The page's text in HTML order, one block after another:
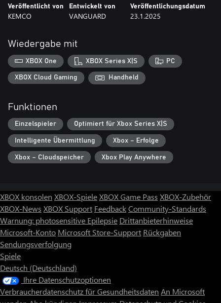
du stärker, schaltest neue Strategien frei und führst Helio vom
einfachen Dorfbewohner zu einem Schlüsselspieler im Kampf um
Veröffentlicht von
KEMCO
Entwickelt von
VANGUARD
Veröffentlichungsdatum
23.1.2025
Wiedergabe mit
XBOX One XBOX Series X|S PC
XBOX Cloud Gaming Handheld
Funktionen
Einzelspieler Optimiert für Xbox Series X|S
Intelligente Übermittlung Xbox – Erfolge
Xbox – Cloudspeicher Xbox Play Anywhere
XBOX konsolen XBOX-SpieleXBOX Game Pass XBOX-Zubehör
XBOX-News XBOX Support FeedbackCommunity-Standards
Warnung: photosensitive Epilepsie Drittanbieterhinweise
Microsoft-Konto Microsoft Store-Support Rückgaben
Sendungsverfolgung
Spiele
Deutsch (Deutschland)
Ihre Datenschutzoptionen
Verbraucherdatenschutz für Gesundheitsdaten An Microsoft